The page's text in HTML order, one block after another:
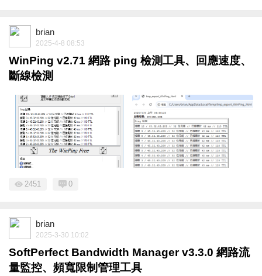
brian
2025-4-8 08:53
WinPing v2.71 網路 ping 檢測工具、回應速度、
斷線檢測
2451 0
brian
2025-3-30 10:02
SoftPerfect Bandwidth Manager v3.3.0 網路流
量監控、頻寬限制管理工具